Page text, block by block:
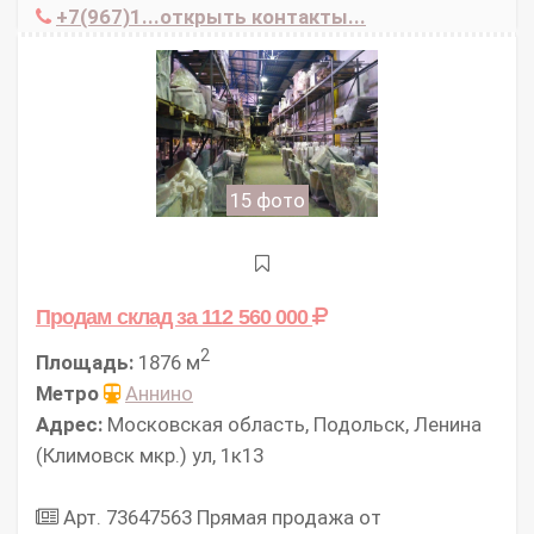
+7(967)1...открыть контакты...
15 фото
Продам складза 112 560 000
Площадь: 1876 м2
Метро
Аннино
Адрес: Московская область, Подольск, Ленина
(Климовск мкр.) ул, 1к13
Арт. 73647563 Прямая продажа от